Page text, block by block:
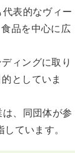
表的なヴィー
品を中心に広
ィングに取り
としていま
、同団体が参
ています。